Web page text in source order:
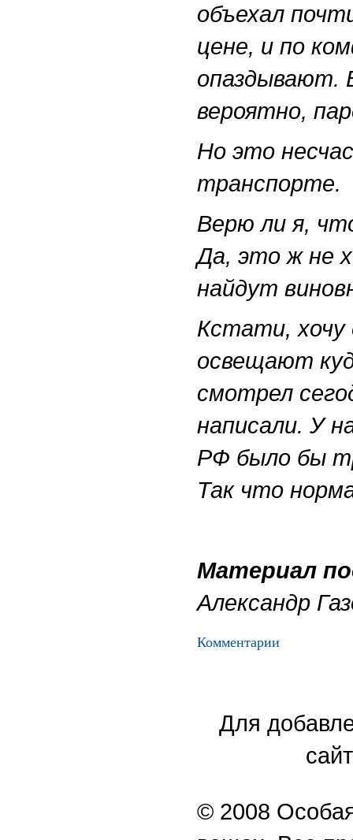
объехал
цене, и по
опаздывают.
вероятно,
Но это
транспорте.
Верю ли я,
Да, это ж не
найдут
Кстати, хочу
освещают
смотрел
написали. У
РФ было бы
Так что
Материал
Александр
Комментарии
Для
© 2008